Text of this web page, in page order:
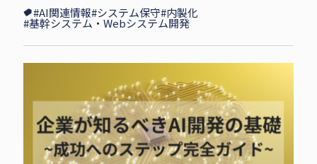
#AI関連情報#システム保守#内製化
#基幹システム・Webシステム開発